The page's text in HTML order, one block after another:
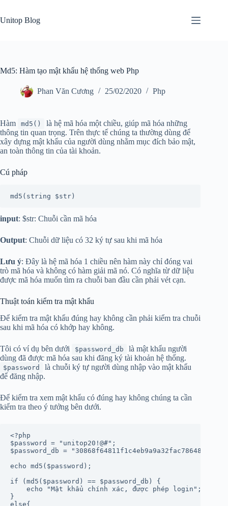
content
Unitop Blog
Md5: Hàm tạo mật khẩu hệ thống web Php
Phan Văn Cương 25/02/2020 Php
Hàm md5()
là hệ mã hóa một chiều, giúp mã hóa những
thông tin quan trọng. Trên thực tế chúng ta thường dùng để
xây dựng mật khẩu của người dùng nhằm mục đích bảo mật,
an toàn thông tin của tài khoản.
Cú pháp
md5(string $str)
input: $str: Chuỗi cần mã hóa
Output: Chuỗi dữ liệu có 32 ký tự sau khi mã hóa
Lưu ý: Đây là hệ mã hóa 1 chiều nên hàm này chỉ đóng vai
trò mã hóa và không có hàm giải mã nó. Có nghĩa từ dữ liệu
được mã hóa muốn tìm ra chuỗi ban đầu cần phải vét cạn.
Thuật toán kiểm tra mật khẩu
Để kiểm tra mật khẩu đúng hay không cần phải kiểm tra chuỗi
sau khi mã hóa có khớp hay không.
Tôi có ví dụ bên dưới $password_db
là mật khẩu người
dùng đã được mã hóa sau khi đăng ký tài khoản hệ thống.
$password
là chuỗi ký tự người dùng nhập vào mật khẩu
để đăng nhập.
Để kiểm tra xem mật khẩu có đúng hay không chúng ta cần
kiểm tra theo ý tưởng bên dưới.
<?php
$password = "unitop20!@#";
$password_db = "30868f64811f1c4eb9a9a32fac786485";
echo md5($password);
if (md5($password) == $password_db) {
    echo "Mật khẩu chính xác, được phép login";
}
else{